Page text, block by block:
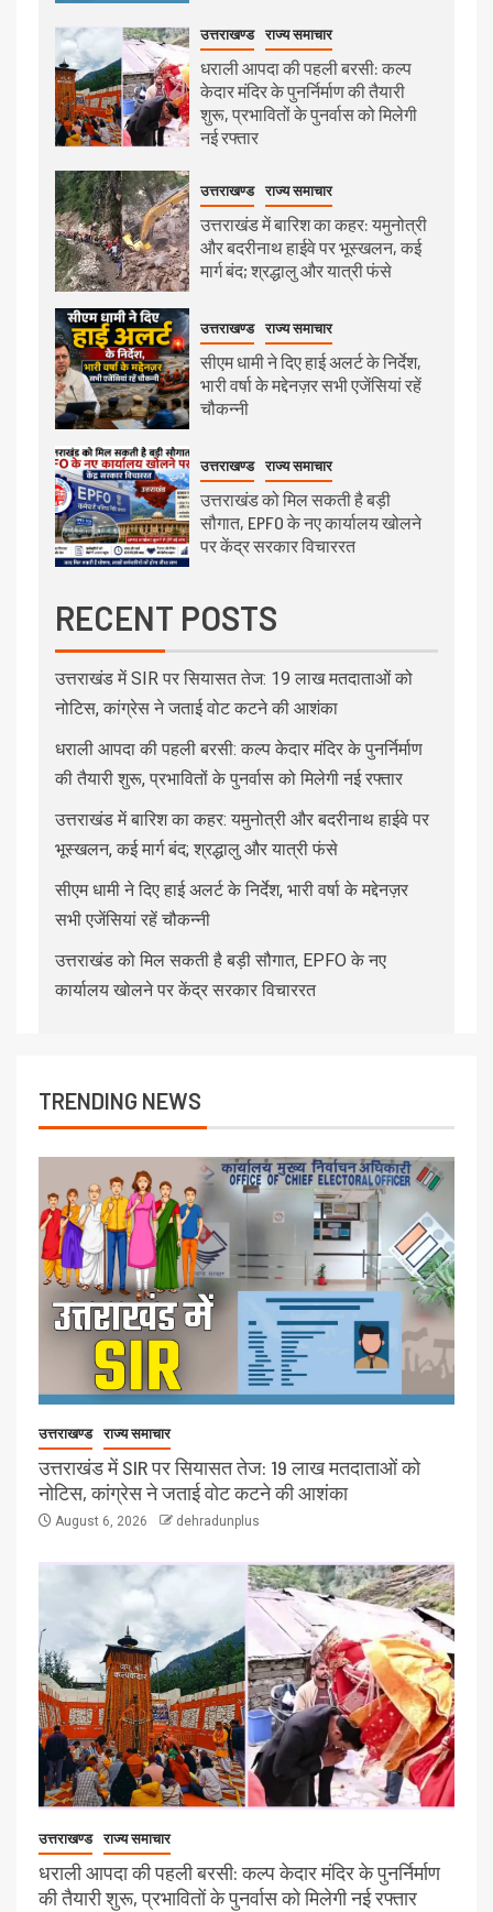
उत्तराखण्ड राज्य समाचार
धराली आपदा की पहली बरसी: कल्प
केदार मंदिर के पुनर्निर्माण की तैयारी
शुरू, प्रभावितों के पुनर्वास को मिलेगी
नई रफ्तार
उत्तराखण्ड राज्य समाचार
उत्तराखंड में बारिश का कहर: यमुनोत्री
और बदरीनाथ हाईवे पर भूस्खलन, कई
मार्ग बंद; श्रद्धालु और यात्री फंसे
उत्तराखण्ड राज्य समाचार
सीएम धामी ने दिए हाई अलर्ट के निर्देश,
भारी वर्षा के मद्देनज़र सभी एजेंसियां रहें
चौकन्नी
उत्तराखण्ड राज्य समाचार
उत्तराखंड को मिल सकती है बड़ी
सौगात, EPFO के नए कार्यालय खोलने
पर केंद्र सरकार विचाररत
RECENT POSTS
उत्तराखंड में SIR पर सियासत तेज: 19 लाख मतदाताओं को
नोटिस, कांग्रेस ने जताई वोट कटने की आशंका
धराली आपदा की पहली बरसी: कल्प केदार मंदिर के पुनर्निर्माण
की तैयारी शुरू, प्रभावितों के पुनर्वास को मिलेगी नई रफ्तार
उत्तराखंड में बारिश का कहर: यमुनोत्री और बदरीनाथ हाईवे पर
भूस्खलन, कई मार्ग बंद; श्रद्धालु और यात्री फंसे
सीएम धामी ने दिए हाई अलर्ट के निर्देश, भारी वर्षा के मद्देनज़र
सभी एजेंसियां रहें चौकन्नी
उत्तराखंड को मिल सकती है बड़ी सौगात, EPFO के नए
कार्यालय खोलने पर केंद्र सरकार विचाररत
TRENDING NEWS
उत्तराखण्ड राज्य समाचार
उत्तराखंड में SIR पर सियासत तेज: 19 लाख मतदाताओं को
नोटिस, कांग्रेस ने जताई वोट कटने की आशंका
August 6, 2026 dehradunplus
उत्तराखण्ड राज्य समाचार
धराली आपदा की पहली बरसी: कल्प केदार मंदिर के पुनर्निर्माण
की तैयारी शुरू, प्रभावितों के पुनर्वास को मिलेगी नई रफ्तार